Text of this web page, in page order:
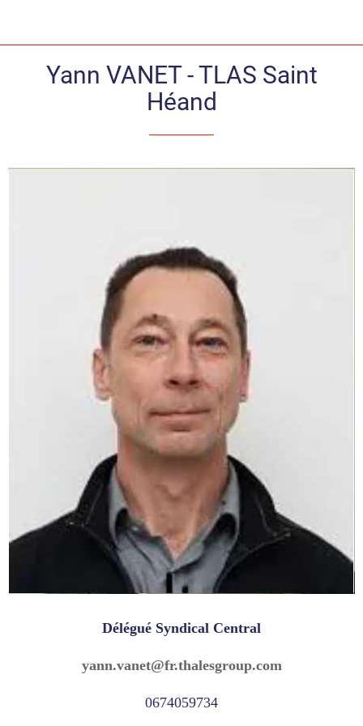
Yann VANET - TLAS Saint
Héand
Délégué Syndical Central
yann.vanet@fr.thalesgroup.com
0674059734